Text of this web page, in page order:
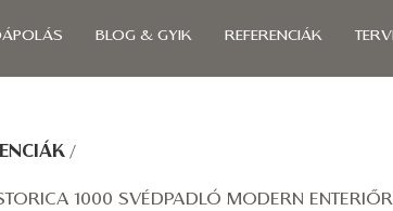
BLOG & GYIK REFERENCIÁK
/
1000 SVÉDPADLÓ MODERN